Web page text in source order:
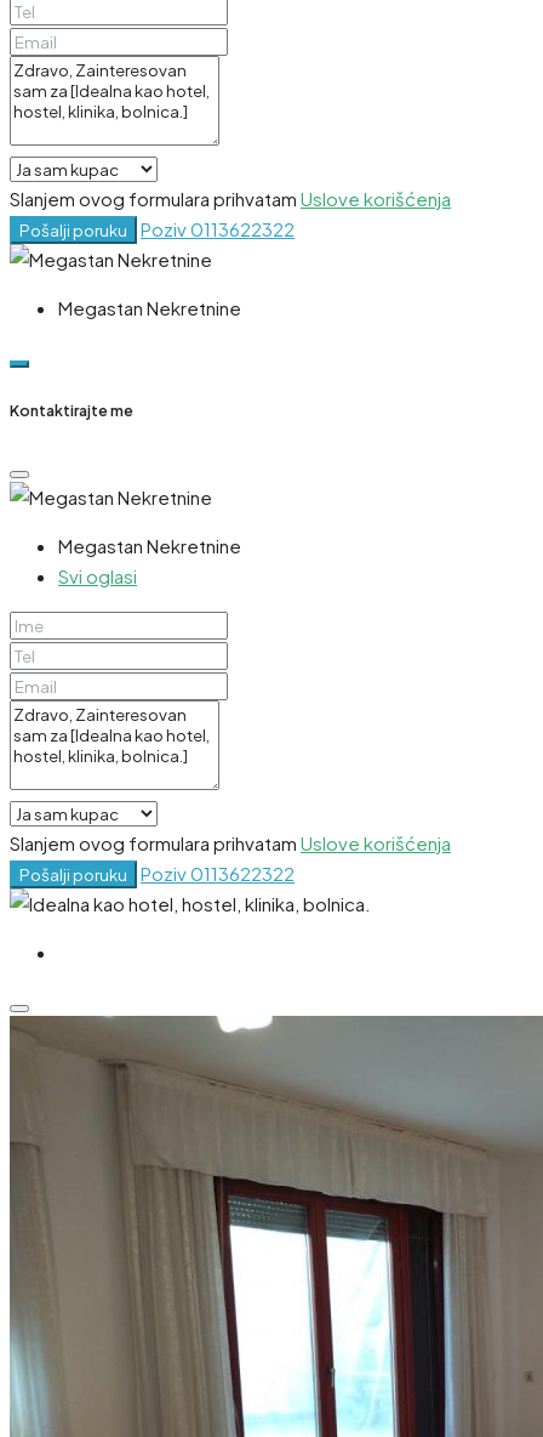
Slanjem ovog formulara prihvatam Uslove korišćenja
Pošalji poruku Poziv0113622322
Megastan Nekretnine
Kontaktirajte me
Megastan Nekretnine
Svi oglasi
Slanjem ovog formulara prihvatam Uslove korišćenja
Pošalji poruku Poziv0113622322